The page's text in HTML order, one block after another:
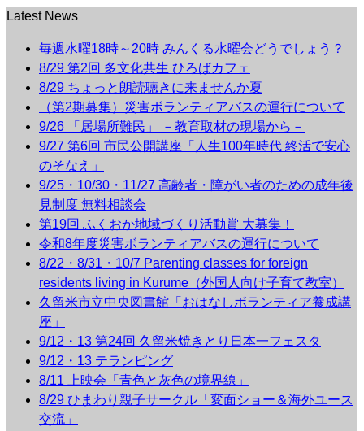
Latest News
毎週水曜18時～20時 みんくる水曜会どうでしょう？
8/29 第2回 多文化共生 ひろばカフェ
8/29 ちょっと朗読聴きに来ませんか夏
（第2期募集）災害ボランティアバスの運行について
9/26 「居場所難民」 －教育取材の現場から－
9/27 第6回 市民公開講座「人生100年時代 終活で安心
のそなえ」
9/25・10/30・11/27 高齢者・障がい者のための成年後
見制度 無料相談会
第19回 ふくおか地域づくり活動賞 大募集！
令和8年度災害ボランティアバスの運行について
8/22・8/31・10/7 Parenting classes for foreign
residents living in Kurume（外国人向け子育て教室）
久留米市立中央図書館「おはなしボランティア養成講
座」
9/12・13 第24回 久留米焼きとり日本一フェスタ
9/12・13 テランピング
8/11 上映会「青色と灰色の境界線」
8/29 ひまわり親子サークル「変面ショー＆海外ユース
交流」